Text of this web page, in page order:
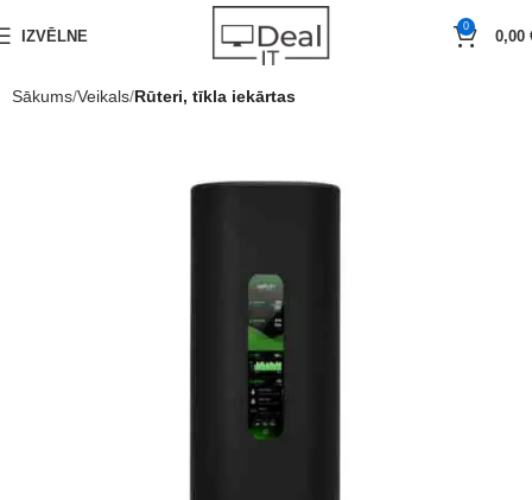
IZVĒLNE
0
0,00
Sākums Veikals Rūteri, tīkla iekārtas